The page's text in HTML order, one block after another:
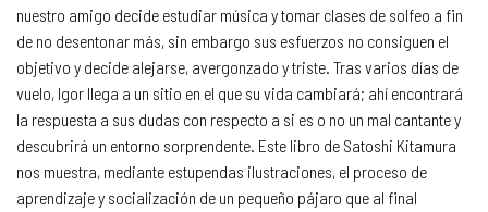
nuestro amigo decide estudiar música y tomar clases de solfeo a fin
de no desentonar más, sin embargo sus esfuerzos no consiguen el
objetivo y decide alejarse, avergonzado y triste. Tras varios días de
vuelo, Igor llega a un sitio en el que su vida cambiará; ahí encontrará
la respuesta a sus dudas con respecto a si es o no un mal cantante y
descubrirá un entorno sorprendente. Este libro de Satoshi Kitamura
nos muestra, mediante estupendas ilustraciones, el proceso de
aprendizaje y socialización de un pequeño pájaro que al final